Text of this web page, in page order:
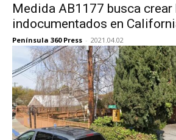
Medida AB1177 busca crear
indocumentados en
Península 360 Press - 2021.04.02